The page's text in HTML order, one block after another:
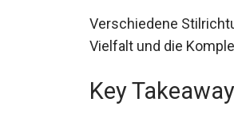
Verschiedene
Vielfalt und die
Key